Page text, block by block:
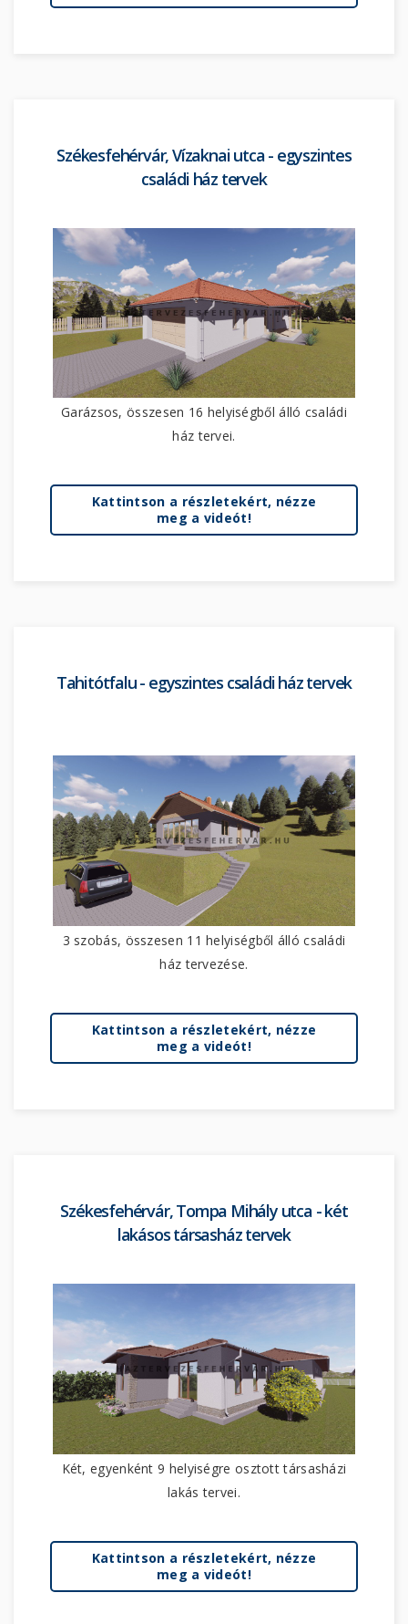
Székesfehérvár, Vízaknai utca - egyszintes
családi ház tervek
Garázsos, összesen 16 helyiségből álló családi
ház tervei.
Kattintson a részletekért, nézze
meg a videót!
Tahitótfalu - egyszintes családi ház tervek
3 szobás, összesen 11 helyiségből álló családi
ház tervezése.
Kattintson a részletekért, nézze
meg a videót!
Székesfehérvár, Tompa Mihály utca - két
lakásos társasház tervek
Két, egyenként 9 helyiségre osztott társasházi
lakás tervei.
Kattintson a részletekért, nézze
meg a videót!